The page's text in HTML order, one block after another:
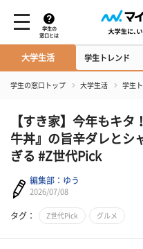
学生の
窓口とは
大学生活 学生トレンド
学生の窓口トップ 大学生活 学生
【すき家】今年もキ
牛丼』の旨辛ダレとシ
ぎる #Z世代Pick
編集部：ゆう
2026/07/08
タグ： Z世代Pick グルメ